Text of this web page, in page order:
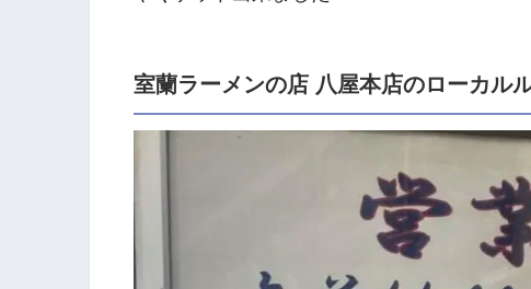
室蘭ラーメンの店 八屋本店のローカル